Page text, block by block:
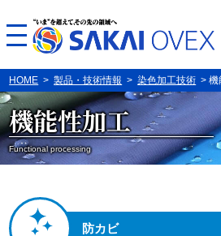
HOME >製品・技術情報 >染色加工技術 > 機
機能性加工
Functional processing
防カビ